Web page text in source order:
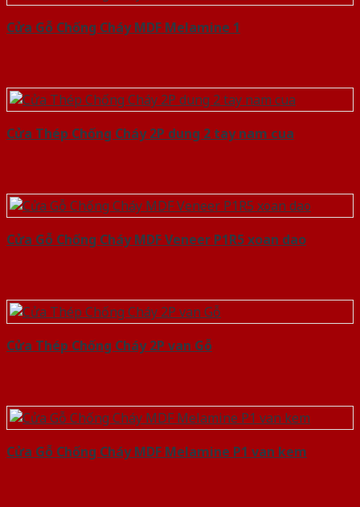
Cửa Gỗ Chống Cháy MDF Melamine 1
Cửa Thép Chống Cháy 2P dung 2 tay nam cua
Cửa Gỗ Chống Cháy MDF Veneer P1R5 xoan dao
Cửa Thép Chống Cháy 2P van Gỗ
Cửa Gỗ Chống Cháy MDF Melamine P1 van kem